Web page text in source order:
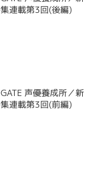
連載第3回(後編)
声優養成所／新
連載第3回(前編)